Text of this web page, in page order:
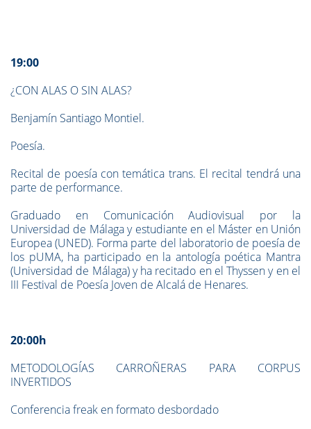
19:00
¿CON ALAS O SIN ALAS?
Benjamín Santiago Montiel.
Poesía.
Recital de poesía con temática trans. El recital tendrá una
parte de performance.
Graduado en Comunicación Audiovisual por la
Universidad de Málaga y estudiante en el Máster en Unión
Europea (UNED). Forma parte del laboratorio de poesía de
los pUMA, ha participado en la antología poética Mantra
(Universidad de Málaga) y ha recitado en el Thyssen y en el
III Festival de Poesía Joven de Alcalá de Henares.
20:00h
METODOLOGÍAS CARROÑERAS PARA CORPUS
INVERTIDOS
Conferencia freak en formato desbordado